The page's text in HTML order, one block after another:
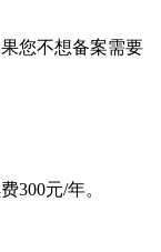
您不想备案需要
300元/年。